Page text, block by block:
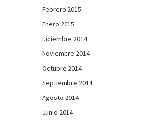
Febrero 2015
Enero 2015
Diciembre 2014
Noviembre 2014
Octubre 2014
Septiembre 2014
Agosto 2014
Junio 2014